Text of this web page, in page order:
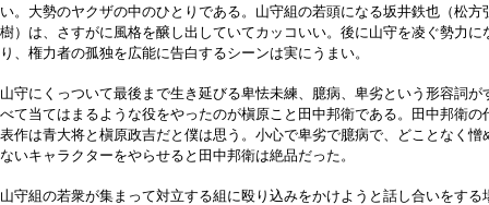
い。大勢のヤクザの中のひとりである。山守組の若頭になる坂井鉄也（松方
樹）は、さすがに風格を醸し出していてカッコいい。後に山守を凌ぐ勢力に
り、権力者の孤独を広能に告白するシーンは実にうまい。
山守にくっついて最後まで生き延びる卑怯未練、臆病、卑劣という形容詞が
べて当てはまるような役をやったのが槇原こと田中邦衛である。田中邦衛の
表作は青大将と槇原政吉だと僕は思う。小心で卑劣で臆病で、どことなく憎
ないキャラクターをやらせると田中邦衛は絶品だった。
山守組の若衆が集まって対立する組に殴り込みをかけようと話し合いをする